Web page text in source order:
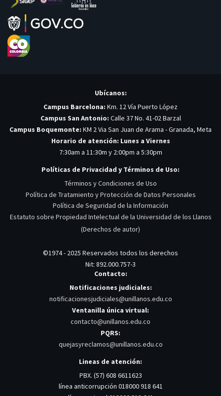
Ubícanos:
Campus Barcelona: Km. 12 Vía Puerto López
Campus San Antonio: Calle 37 No. 41-02 Barzal
Campus Boquemonte: KM 2 Via San Juan de Arama - Granada, Meta
Horario de atención: Lunes a Viernes
7:30am a 11:30m y 2:00pm a 5:30pm
Políticas de Privacidad y Términos de Uso:
Términos y Condiciones de Uso
Política de Tratamiento y Protección de Datos Personales
Política de Seguridad de la Información
Estatuto sobre Propiedad Intelectual de la Universidad de los Llanos
(Derechos de autor)
©1974 - 2025 Reservados todos los derechos
Nit: 892.000.757-3
Contacto:
Notificaciones judiciales:
notificacionesjudiciales@unillanos.edu.co
Ventanilla única virtual:
contacto@unillanos.edu.co
PQRS:
quejasyreclamos@unillanos.edu.co
Lineas de atención:
PBX. (57) 608 6611623
línea anticorrupción 018000 918 641